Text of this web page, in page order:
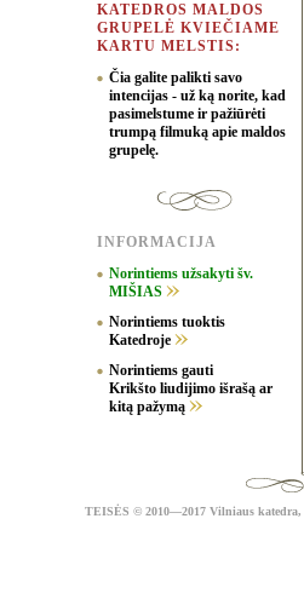
KATEDROS MALDOS
GRUPELĖ KVIEČIAME
KARTU MELSTIS:
Čia galite palikti savo
intencijas - už ką norite, kad
pasimelstume ir pažiūrėti
trumpą filmuką apie maldos
grupelę.
INFORMACIJA
Norintiems užsakyti šv.
MIŠIAS
Norintiems tuoktis
Katedroje
Norintiems gauti
Krikšto liudijimo išrašą ar
kitą pažymą
TEISĖS © 2010—2017 Vilniaus katedra,